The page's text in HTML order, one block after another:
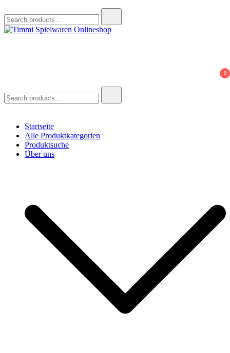
for:
0
for:
Startseite
Alle Produktkategorien
Produktsuche
Über uns